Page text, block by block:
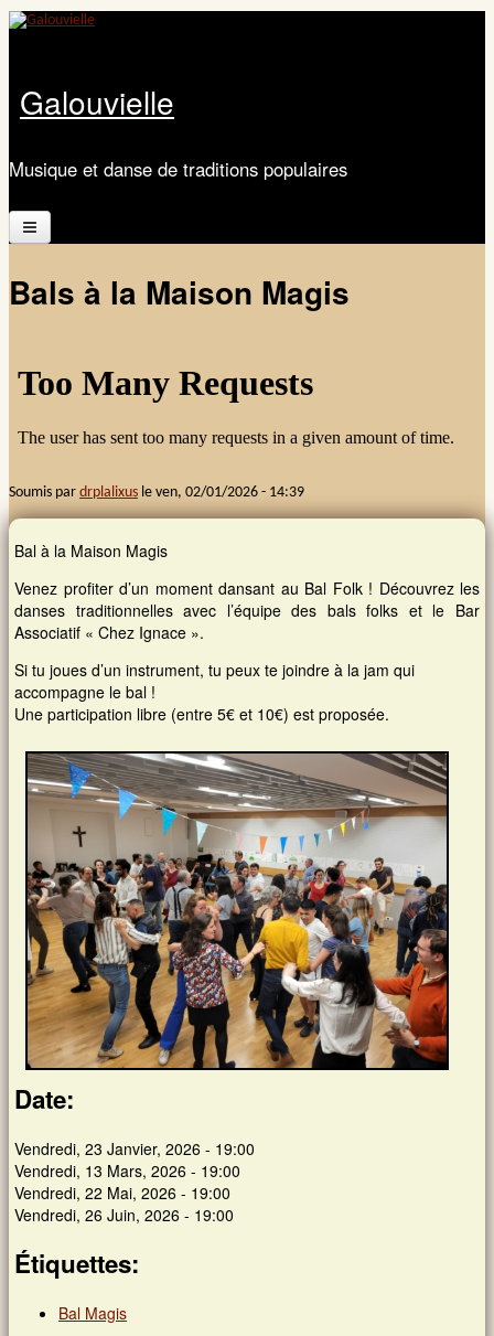
Aller au contenu principal
Galouvielle
Musique et danse de traditions populaires
Calendrier
Les ateliers
Documents
Images et musiques
Liens
Connexion
Rechercher
Bals à la Maison Magis
Soumis par drplalixus le ven, 02/01/2026 - 14:39
Bal à la Maison Magis
Venez profiter d’un moment dansant au Bal Folk ! Découvrez les
danses traditionnelles avec l’équipe des bals folks et le Bar
Associatif « Chez Ignace ».
Si tu joues d’un instrument, tu peux te joindre à la jam qui
accompagne le bal !
Une participation libre (entre 5€ et 10€) est proposée.
Date:
Vendredi, 23 Janvier, 2026 - 19:00
Vendredi, 13 Mars, 2026 - 19:00
Vendredi, 22 Mai, 2026 - 19:00
Vendredi, 26 Juin, 2026 - 19:00
Étiquettes:
Bal Magis